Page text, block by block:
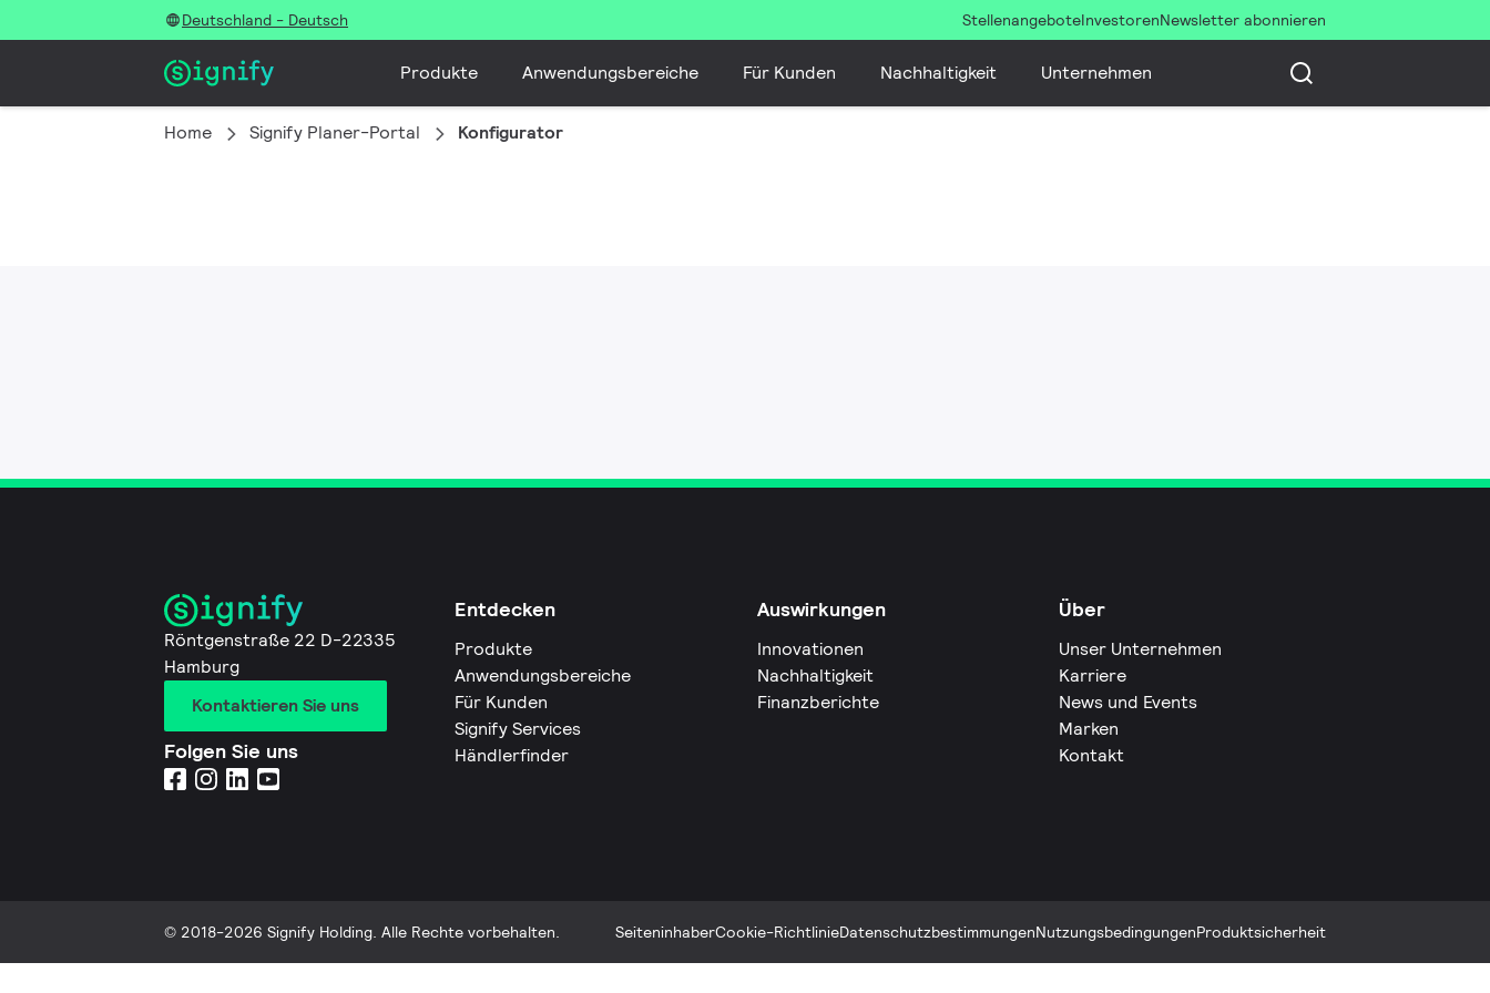
Deutschland - Deutsch StellenangeboteInvestorenNewsletter abonnieren
Produkte Anwendungsbereiche Für Kunden Nachhaltigkeit Unternehmen
Home Signify Planer-Portal Konfigurator
Röntgenstraße 22 D-22335
Hamburg
Kontaktieren Sie uns
Folgen Sie uns
Entdecken
Produkte
Anwendungsbereiche
Für Kunden
Signify Services
Händlerfinder
Auswirkungen
Innovationen
Nachhaltigkeit
Finanzberichte
Über
Unser Unternehmen
Karriere
News und Events
Marken
Kontakt
© 2018-2026 Signify Holding. Alle Rechte vorbehalten. SeiteninhaberCookie-RichtlinieDatenschutzbestimmungenNutzungsbedingungenProduktsicherheit